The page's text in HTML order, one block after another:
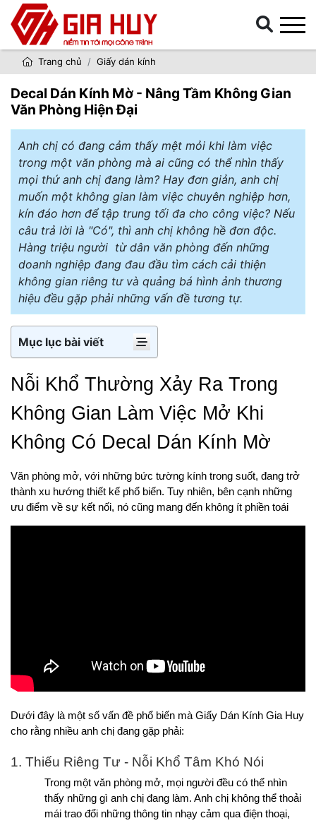
Trang chủ Giấy dán kính
Decal Dán Kính Mờ - Nâng Tầm Không Gian
Văn Phòng Hiện Đại
Anh chị có đang cảm thấy mệt mỏi khi làm việc
trong một văn phòng mà ai cũng có thể nhìn thấy
mọi thứ anh chị đang làm? Hay đơn giản, anh chị
muốn một không gian làm việc chuyên nghiệp hơn,
kín đáo hơn để tập trung tối đa cho công việc? Nếu
câu trả lời là "Có", thì anh chị không hề đơn độc.
Hàng triệu người từ dân văn phòng đến những
doanh nghiệp đang đau đầu tìm cách cải thiện
không gian riêng tư và quảng bá hình ảnh thương
hiệu đều gặp phải những vấn đề tương tự.
Mục lục bài viết
Nỗi Khổ Thường Xảy Ra Trong
Không Gian Làm Việc Mở Khi
Không Có Decal Dán Kính Mờ
Văn phòng mở, với những bức tường kính trong suốt, đang trở
thành xu hướng thiết kế phổ biến. Tuy nhiên, bên cạnh những
ưu điểm về sự kết nối, nó cũng mang đến không ít phiền toái
Dưới đây là một số vấn đề phổ biến mà Giấy Dán Kính Gia Huy
cho rằng nhiều anh chị đang gặp phải:
1. Thiếu Riêng Tư - Nỗi Khổ Tâm Khó Nói
Trong một văn phòng mở, mọi người đều có thể nhìn
thấy những gì anh chị đang làm. Anh chị không thể thoải
mái trao đổi những thông tin nhạy cảm qua điện thoại,